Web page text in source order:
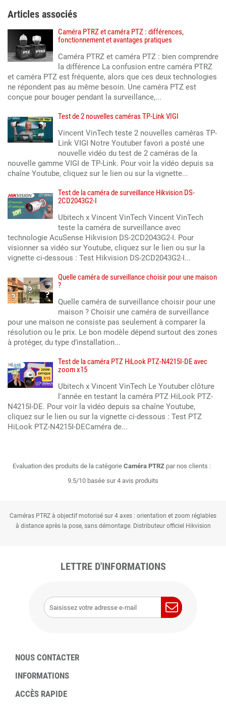
Articles associés
Caméra PTRZ et caméra PTZ : différences,
fonctionnement et avantages pratiques
Caméra PTRZ et caméra PTZ : bien comprendre
la différence La confusion entre caméra PTRZ
et caméra PTZ est fréquente, alors que ces deux technologies
ne répondent pas au même besoin. Une caméra PTZ est
conçue pour bouger pendant la surveillance,...
Test de 2 nouvelles caméras TP-Link VIGI
Vincent VinTech teste 2 nouvelles caméras TP-
Link VIGI Notre Youtuber favori a posté une
nouvelle vidéo du test de 2 caméras de la
nouvelle gamme VIGI de TP-Link. Pour voir la vidéo depuis sa
chaîne Youtube, cliquez sur le lien ou sur la vignette...
Test de la caméra de surveillance Hikvision DS-
2CD2043G2-I
Ubitech x Vincent VinTech Vincent VinTech
teste la caméra de surveillance avec
technologie AcuSense Hikvision DS-2CD2043G2-I. Pour
visionner sa vidéo sur Youtube, cliquez sur le lien ou sur la
vignette ci-dessous : Test Hikvision DS-2CD2043G2-I...
Quelle caméra de surveillance choisir pour une maison
?
Quelle caméra de surveillance choisir pour une
maison ? Choisir une caméra de surveillance
pour une maison ne consiste pas seulement à comparer la
résolution ou le prix. Le bon modèle dépend surtout des zones
à protéger, du type d’installation...
Test de la caméra PTZ HiLook PTZ-N4215I-DE avec
zoom x15
Ubitech x Vincent VinTech Le Youtuber clôture
l'année en testant la caméra PTZ HiLook PTZ-
N4215I-DE. Pour voir la vidéo depuis sa chaîne Youtube,
cliquez sur le lien ou sur la vignette ci-dessous : Test PTZ
HiLook PTZ-N4215I-DECaméra de...
Evaluation des produits de la catégorie Caméra PTRZpar nos clients :
9.5/10 basée sur 4 avis produits
Caméras PTRZ à objectif motorisé sur 4 axes : orientation et zoom réglables
à distance après la pose, sans démontage. Distributeur officiel Hikvision
LETTRE D'INFORMATIONS
NOUS CONTACTER
INFORMATIONS
ACCÈS RAPIDE